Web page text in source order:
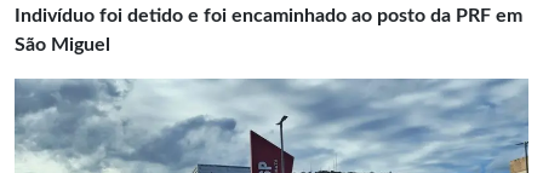
Indivíduo foi detido e foi encaminhado ao posto da PRF em
São Miguel